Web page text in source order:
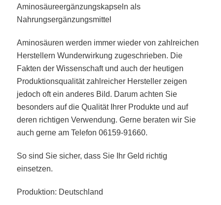
Aminosäureergänzungskapseln als
Nahrungsergänzungsmittel
Aminosäuren werden immer wieder von zahlreichen
Herstellern Wunderwirkung zugeschrieben. Die
Fakten der Wissenschaft und auch der heutigen
Produktionsqualität zahlreicher Hersteller zeigen
jedoch oft ein anderes Bild. Darum achten Sie
besonders auf die Qualität Ihrer Produkte und auf
deren richtigen Verwendung. Gerne beraten wir Sie
auch gerne am Telefon 06159-91660.
So sind Sie sicher, dass Sie Ihr Geld richtig
einsetzen.
Produktion: Deutschland